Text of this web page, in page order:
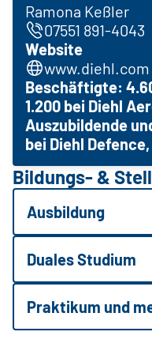
Ramona Keßler
07551 891-4043
Website
www.diehl.com
Beschäftigte:
1.200 bei Diehl
Auszubildende
bei Diehl
Bildungs- &
Ausbildung
Duales Studium
Praktikum und